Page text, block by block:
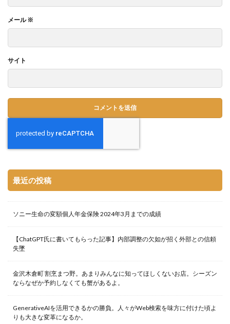
メール※
サイト
最近の投稿
ソニー生命の変額個人年金保険 2024年3月までの成績
【ChatGPT氏に書いてもらった記事】内部調整の欠如が招く外部との信頼
失墜
金沢木倉町 割烹まつ野。あまりみんなに知ってほしくないお店。シーズン
ならなぜか予約しなくても蟹があるよ。
GenerativeAIを活用できるかの勝負。人々がWeb検索を味方に付けた頃よ
りも大きな変革になるか。